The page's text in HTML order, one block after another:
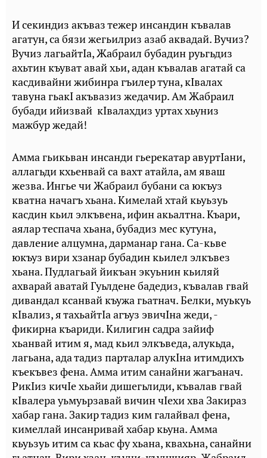
И секиндиз акъваз тежер инсандин къвалав
агатун, са бязи жегьилриз азаб аквадай. Вучиз?
Вучиз лагьайтIа, Жабраил бубадин руьгьдиз
ахьтин къуват авай хьи, адан къвалав агатай са
касдивайни жибинра гъилер туна, кIвалах
тавуна гьакI акъвазиз жедачир. Ам Жабраил
бубади ийизвай кIвалахдиз уртах хьуниз
мажбур жедай!
Амма гьикьван инсанди гьерекатар авуртIани,
аллагьди кхьенвай са вахт атайла, ам яваш
жезва. Ингье чи Жабраил бубани са юкъуз
кватна начагъ хьана. Кимелай хтай кьуьзуь
касдин кьил элкъвена, ифин акьалтна. Къари,
аялар теспача хьана, бубадиз мес кутуна,
давление алцумна, дарманар гана. Са-кьве
юкъуз вири хзанар бубадин кьилел элкъвез
хьана. Пудлагьай йикъан экуьнин кьиляй
ахварай аватай Гуьлдене бадедиз, къвалав гвай
дивандал ксанвай къужа гьатнач. Белки, муькуь
кIвализ, я тахьайтIа агъуз эвичIна жеди, -
фикирна къариди. Килигин садра зайиф
хьанвай итим я, мад кьил элкъведа, алукьда,
лагьана, ада тадиз парталар алукIна итимдихъ
къекъвез фена. Амма итим санайни жагъанач.
РикIиз кичIе хьайи дишегьлиди, къвалав гвай
кIвалера уьмуьрзавай вичин чIехи хва Закираз
хабар гана. Закир тадиз ким галайвал фена,
кимеллай инсанривай хабар кьуна. Амма
кьуьзуь итим са кьас фу хьана, квахьна, санайни